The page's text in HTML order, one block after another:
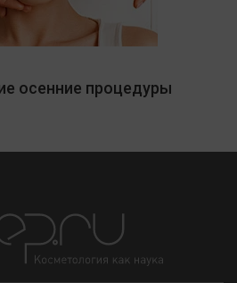
осенние процедуры